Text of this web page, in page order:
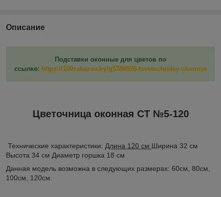
Описание
Подставки оконные для цветов по
ссылке: https://100zakazov.by/g5380928-tsvetochnitsy-okonnye
Цветочница оконная СТ №5-120
Технические характеристики: Длина 120 см Ширина 32 см
Высота 34 см Диаметр горшка 18 см
Данная модель возможна в следующих размерах: 60см, 80см,
100см, 120см.